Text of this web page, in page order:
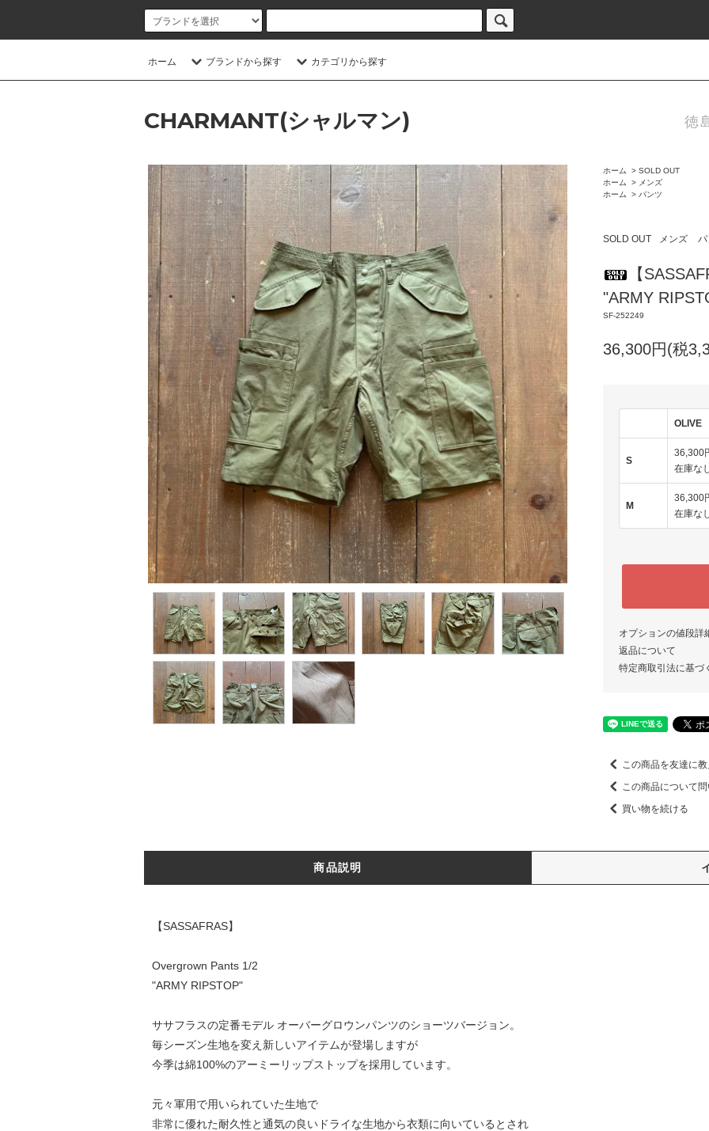
ホーム ブランドから探す カテゴリから探す
CHARMANT(シャルマン) 徳
ホーム > SOLD OUT
ホーム
> メンズ
ホーム
> パンツ
SOLD OUT メンズ パ
【
"ARMY
SF-252249
36,300円(税
OLIVE
S
36,300
在庫な
M
36,300
在庫な
オプションの値段詳
返品について
特定商取引法に基づ
この商品を友達に教
この商品について
買い物を続ける
商品説明
【SASSAFRAS】
Overgrown Pants 1/2
"ARMY RIPSTOP"
ササフラスの定番モデル オーバーグロウンパンツのショーツバージョン。
毎シーズン生地を変え新しいアイテムが登場しますが
今季は綿100%のアーミーリップストップを採用しています。
元々軍用で用いられていた生地で
非常に優れた耐久性と通気の良いドライな生地から衣類に向いているとされ